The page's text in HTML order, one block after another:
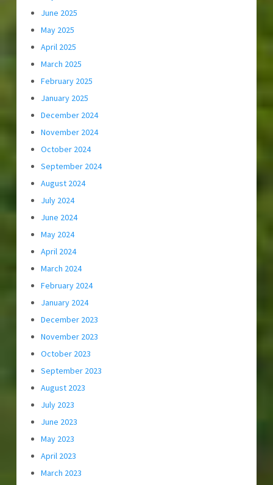
June 2025
May 2025
April 2025
March 2025
February 2025
January 2025
December 2024
November 2024
October 2024
September 2024
August 2024
July 2024
June 2024
May 2024
April 2024
March 2024
February 2024
January 2024
December 2023
November 2023
October 2023
September 2023
August 2023
July 2023
June 2023
May 2023
April 2023
March 2023